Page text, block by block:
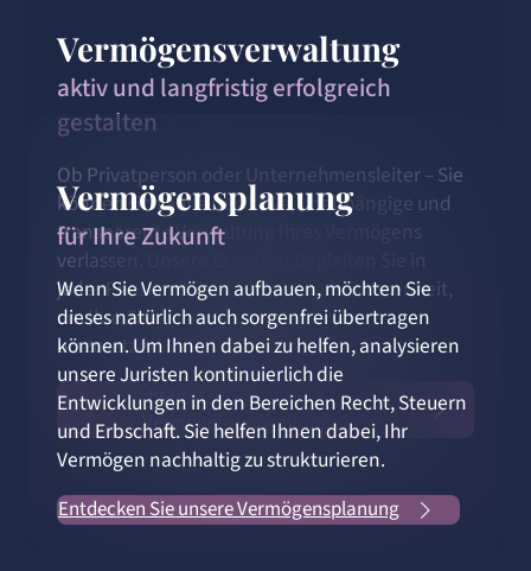
Vermögensverwaltung
aktiv und langfristig erfolgreich
gestalten
Ob Privatperson oder Unternehmensleiter – Sie
können sich auf eine aktive, unabhängige und
transparente Verwaltung Ihres Vermögens
verlassen. Unsere Experten begleiten Sie in
jeder Phase mit Klarheit und Entschlossenheit,
um Ihre Ziele in konkrete Ergebnisse
umzusetzen.
Entdecken Sie unsere
Vermögensverwaltung
Vermögensplanung
für Ihre Zukunft
Wenn Sie Vermögen aufbauen, möchten Sie
dieses natürlich auch sorgenfrei übertragen
können. Um Ihnen dabei zu helfen, analysieren
unsere Juristen kontinuierlich die
Entwicklungen in den Bereichen Recht, Steuern
und Erbschaft. Sie helfen Ihnen dabei, Ihr
Vermögen nachhaltig zu strukturieren.
Entdecken Sie unsere Vermögensplanung